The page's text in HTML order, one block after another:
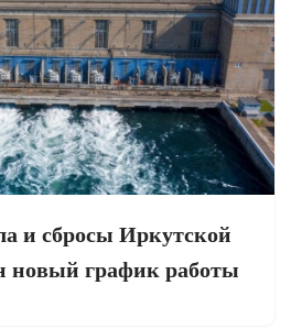
и сбросы Иркутской
новый график работы